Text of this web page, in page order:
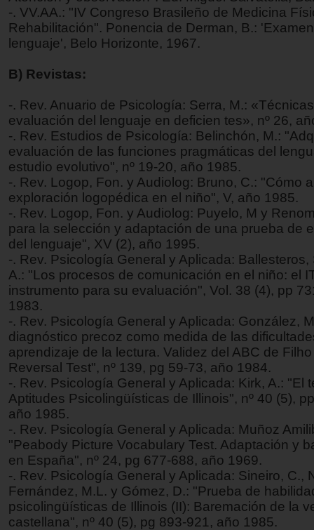
-. VV.AA.: "IV Congreso Brasileño de Medicina
Rehabilitación". Ponencia de Derman, B.:
lenguaje', Belo Horizonte, 1967.
B) Revistas:
-. Rev. Anuario de Psicología: Serra, M.:
evaluación del lenguaje en deficien tes», nº 26,
-. Rev. Estudios de Psicología: Belinchón, M.:
evaluación de las funciones pragmáticas del
estudio evolutivo", nº 19-20, año 1985.
-. Rev. Logop, Fon. y Audiolog: Bruno, C.: "Cómo
exploración logopédica en el niño", V, año 1985.
-. Rev. Logop, Fon. y Audiolog: Puyelo, M y
para la selección y adaptación de una prueba de
del lenguaje", XV (2), año 1995.
-. Rev. Psicología General y Aplicada: Ballesteros,
A.: "Los procesos de comunicación en el niño: el
instrumento para su evaluación", Vol. 38 (4), pp
1983.
-. Rev. Psicología General y Aplicada: González,
diagnóstico precoz como medida de las
aprendizaje de la lectura. Validez del ABC de
Reversal Test", nº 139, pg 59-73, año 1984.
-. Rev. Psicología General y Aplicada: Kirk, A.: "El
Aptitudes Psicolingüísticas de Illinois", nº 40 (5),
año 1985.
-. Rev. Psicología General y Aplicada: Muñoz
"Peabody Picture Vocabulary Test. Adaptación y
en España", nº 24, pg 677-688, año 1969.
-. Rev. Psicología General y Aplicada: Sineiro, C.,
Fernández, M.L. y Gómez, D.: "Prueba de
psicolingüísticas de Illinois (II): Baremación de la
castellana", nº 40 (5), pg 893-921, año 1985.